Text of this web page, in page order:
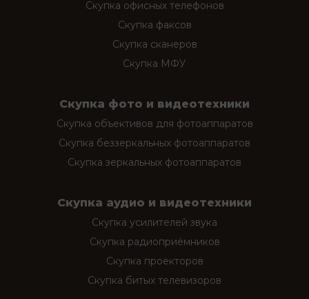
Скупка офисных телефонов
Скупка факсов
Скупка сканеров
Скупка МФУ
Скупка фото и видеотехники
Скупка объективов для фотоаппаратов
Скупка беззеркальных фотоаппаратов
Скупка зеркальных фотоаппаратов
Скупка аудио и видеотехники
Скупка усилителей звука
Скупка радиоприёмников
Скупка проекторов
Скупка битых телевизоров